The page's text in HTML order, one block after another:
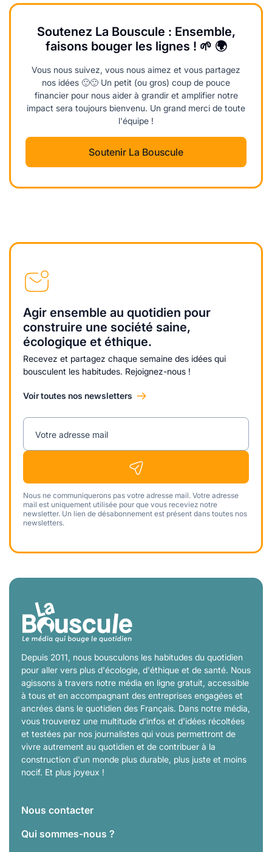
Soutenez La Bouscule : Ensemble,
faisons bouger les lignes ! 🌱 🌍
Vous nous suivez, vous nous aimez et vous partagez
nos idées 🙂🙂 Un petit (ou gros) coup de pouce
financier pour nous aider à grandir et amplifier notre
impact sera toujours bienvenu. Un grand merci de toute
l'équipe !
Soutenir La Bouscule
Agir ensemble au quotidien pour
construire une société saine,
écologique et éthique.
Recevez et partagez chaque semaine des idées qui
bousculent les habitudes. Rejoignez-nous !
Voir toutes nos newsletters
Votre adresse mail
Nous ne communiquerons pas votre adresse mail. Votre adresse
mail est uniquement utilisée pour que vous receviez notre
newsletter. Un lien de désabonnement est présent dans toutes nos
newsletters.
Depuis 2011, nous bousculons les habitudes du quotidien
pour aller vers plus d'écologie, d'éthique et de santé. Nous
agissons à travers notre média en ligne gratuit, accessible
à tous et en accompagnant des entreprises engagées et
ancrées dans le quotidien des Français. Dans notre média,
vous trouverez une multitude d'infos et d'idées récoltées
et testées par nos journalistes qui vous permettront de
vivre autrement au quotidien et de contribuer à la
construction d'un monde plus durable, plus juste et moins
nocif. Et plus joyeux !
Nous contacter
Qui sommes-nous ?